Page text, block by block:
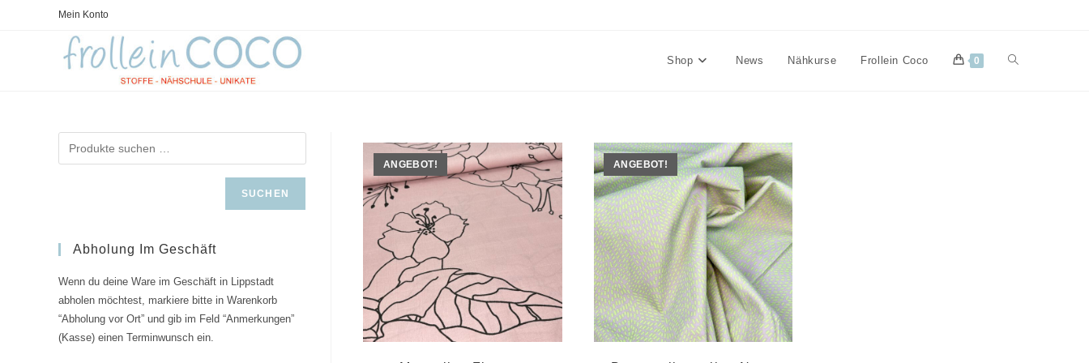
Mein Konto
Shop News Nähkurse Frollein Coco 0 Website-
SUCHEN
Abholung Im Geschäft
Wenn du deine Ware im Geschäft in Lippstadt
abholen möchtest, markiere bitte in Warenkorb
“Abholung vor Ort” und gib im Feld “Anmerkungen”
(Kasse) einen Terminwunsch ein.
ANGEBOT! ANGEBOT!